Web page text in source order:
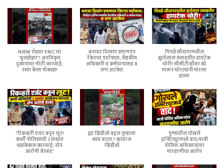
NIBM रोडवर PMC चा
'बुलडोझर'! अनधिकृत
दुकानांवर मोठी कारवाई;
रस्ता केला मोकळा!
बनावट दिव्यांग प्रमाणपत्र
रॅकेटचा पर्दाफाश; वैद्यकीय
अधिकारी व कर्मचाऱ्यांसह 8
जण अटकेत
पिंपळे सौदागरमधील
झुलेलाल वसाहतीत हायटेक
चोरी! सीसीटीव्हीवर स्प्रे
मारून चोरट्यांनी मारला
डल्ला
"रिकव्हरी एजंट बनून लूट!
बार्शी पोलिसांची २ तासांत
धडाकेबाज कारवाई; दोन
आरोपी जेरबंद"
ह्या व्हिडीओ बद्दल तुम्हाला
काय वाटत ? व्हायरल
व्हिडीओ
पुण्यातील गोखले
इन्स्टिट्यूटमध्ये वाद;माजी
पोलिस अधिकाऱ्यांवर
मारहाणीचा आरोप